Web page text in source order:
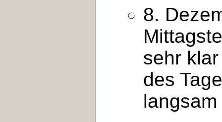
8.
sehr
des